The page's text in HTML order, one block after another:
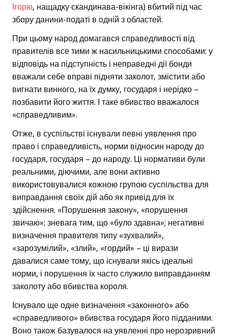
Ігорю, нащадку скандинава-вікінга) вбитий під час
збору данини-податі в одній з областей.
При цьому народ домагався справедливості від
правителів все тими ж насильницькими способами: у
відповідь на підступність і неправедні дії бонди
вважали себе вправі підняти заколот, змістити або
вигнати винного, на їх думку, государя і нерідко –
позбавити його життя. І таке вбивство вважалося
«справедливим».
Отже, в суспільстві існували певні уявлення про
право і справедливість, норми відносин народу до
государя, государя – до народу. Ці нормативи були
реальними, діючими, але вони активно
використовувалися кожною групою суспільства для
виправдання своїх дій або як привід для їх
здійснення. «Порушення закону», «порушення
звичаю»; зневага тим, що «було здавна»; негативні
визначення правителя типу «зухвалий»,
«зарозумілий», «злий», «гордий» – ці вирази
давалися саме тому, що існували якісь ідеальні
норми, і порушення їх часто служило виправданням
заколоту або вбивства короля.
Існувало ще одне визначення «законного» або
«справедливого» вбивства государя його підданими.
Воно також базувалося на уявленні про нерозривний